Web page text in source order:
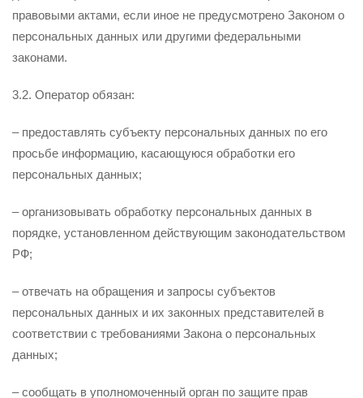
правовыми актами, если иное не предусмотрено Законом о
персональных данных или другими федеральными
законами.
3.2. Оператор обязан:
– предоставлять субъекту персональных данных по его
просьбе информацию, касающуюся обработки его
персональных данных;
– организовывать обработку персональных данных в
порядке, установленном действующим законодательством
РФ;
– отвечать на обращения и запросы субъектов
персональных данных и их законных представителей в
соответствии с требованиями Закона о персональных
данных;
– сообщать в уполномоченный орган по защите прав